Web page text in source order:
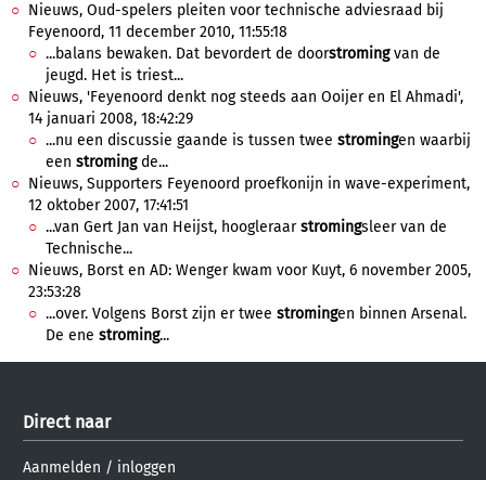
Nieuws, Oud-spelers pleiten voor technische adviesraad bij
Feyenoord, 11 december 2010, 11:55:18
...balans bewaken. Dat bevordert de doorstromingvan de
jeugd. Het is triest...
Nieuws, 'Feyenoord denkt nog steeds aan Ooijer en El Ahmadi',
14 januari 2008, 18:42:29
...nu een discussie gaande is tussen twee stromingen waarbij
een stromingde...
Nieuws, Supporters Feyenoord proefkonijn in wave-experiment,
12 oktober 2007, 17:41:51
...van Gert Jan van Heijst, hoogleraarstromingsleer van de
Technische...
Nieuws, Borst en AD: Wenger kwam voor Kuyt, 6 november 2005,
23:53:28
...over. Volgens Borst zijn er twee stromingen binnen Arsenal.
De ene stroming...
Direct naar
Aanmelden / inloggen